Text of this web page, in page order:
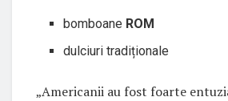
bomboane ROM
dulciuri tradiționale
„Americanii au fost foarte